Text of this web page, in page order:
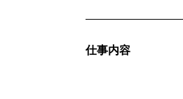
仕事内容